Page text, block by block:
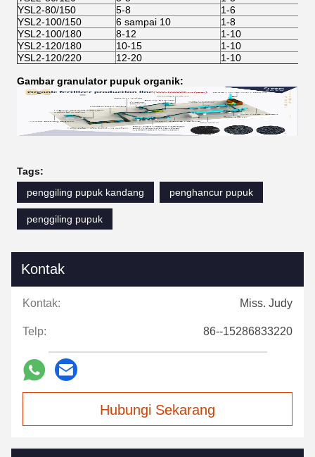
YSL2-80/150
5-8
1-6
YSL2-100/150
6 sampai 10
1-8
YSL2-100/180
8-12
1-10
YSL2-120/180
10-15
1-10
YSL2-120/220
12-20 1-10
Gambar granulator pupuk organik:
Tags:
penggiling pupuk kandang
penghancur pupuk
penggiling pupuk
Kontak
Kontak: Miss. Judy
Telp: 86--15286833220
Hubungi Sekarang